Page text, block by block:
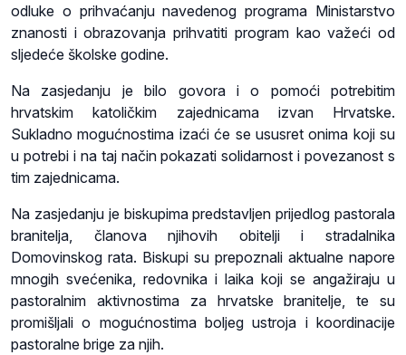
odluke o prihvaćanju navedenog programa Ministarstvo
znanosti i obrazovanja prihvatiti program kao važeći od
sljedeće školske godine.
Na zasjedanju je bilo govora i o pomoći potrebitim
hrvatskim katoličkim zajednicama izvan Hrvatske.
Sukladno mogućnostima izaći će se ususret onima koji su
u potrebi i na taj način pokazati solidarnost i povezanost s
tim zajednicama.
Na zasjedanju je biskupima predstavljen prijedlog pastorala
branitelja, članova njihovih obitelji i stradalnika
Domovinskog rata. Biskupi su prepoznali aktualne napore
mnogih svećenika, redovnika i laika koji se angažiraju u
pastoralnim aktivnostima za hrvatske branitelje, te su
promišljali o mogućnostima boljeg ustroja i koordinacije
pastoralne brige za njih.